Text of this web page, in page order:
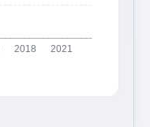
2018 2021